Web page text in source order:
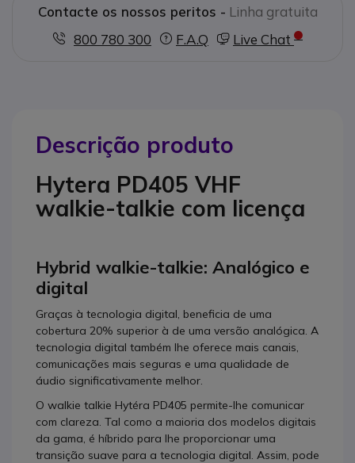
Contacte os nossos peritos - Linha gratuita
800 780 300
F.A.Q Live Chat
Descrição produto
Hytera PD405 VHF
walkie-talkie com licença
Hybrid walkie-talkie: Analógico e
digital
Graças à tecnologia digital, beneficia de uma
cobertura 20% superior à de uma versão analógica. A
tecnologia digital também lhe oferece mais canais,
comunicações mais seguras e uma qualidade de
áudio significativamente melhor.
O walkie talkie Hytéra PD405 permite-lhe comunicar
com clareza. Tal como a maioria dos modelos digitais
da gama, é híbrido para lhe proporcionar uma
transição suave para a tecnologia digital. Assim, pode